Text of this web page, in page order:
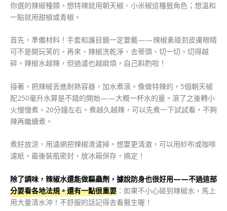
你選的辣椒種類。想特辣就用朝天椒、小米椒這種狠角色；想溫和
一點就用甜椒或青椒。
首先，準備材料！手套和護目鏡一定要戴——辣椒素碰到皮膚眼睛
可不是開玩笑的。再來，辣椒洗乾淨、去蒂頭、切一切。切得越
碎，辣椒水越辣，但過濾也越麻煩，自己斟酌啦！
接著，把辣椒丟進耐熱容器，加水煮滾。像做特辣的，5個朝天椒
配250毫升水算是不錯的開始——大概一杯水的量。滾了之後轉小
火慢慢煮，20分鐘左右。煮越久越辣，可以先煮一下試試看，不夠
辣再繼續煮。
煮好放涼，用濾網把辣椒渣濾掉。想要更清澈，可以用紗布或咖啡
濾紙。最後裝瓶密封，放冰箱保存，搞定！
除了調味，辣椒水還能做驅蟲劑，據說防身也很好用——不過這部
分要看各地法規。還有一點很重要 ：如果不小心碰到辣椒水，馬上
用大量清水沖！不舒服的話記得去看醫生喔！